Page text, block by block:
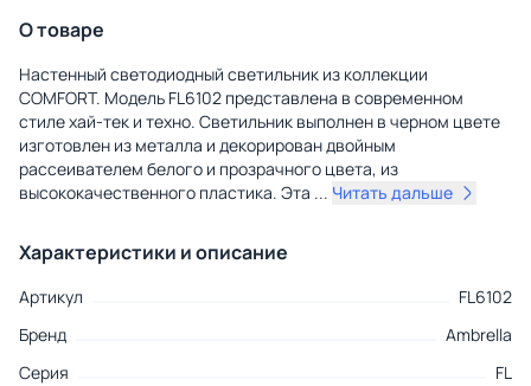
О товаре
Настенный светодиодный светильник из коллекции
COMFORT. Модель FL6102 представлена в современном
стиле хай-тек и техно. Светильник выполнен в черном цвете
изготовлен из металла и декорирован двойным
рассеивателем белого и прозрачного цвета, из
высококачественного пластика. Эта ... Читать дальше
Характеристики и описание
Артикул
FL6102
Бренд
Ambrella
Серия
FL